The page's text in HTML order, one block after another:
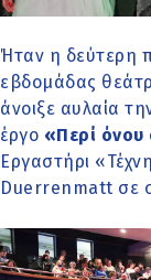
Ήταν η δεύτερη
εβδομάδας
άνοιξε αυλαία
έργο «Περί όνου
Εργαστήρι
Duerrenmatt σε